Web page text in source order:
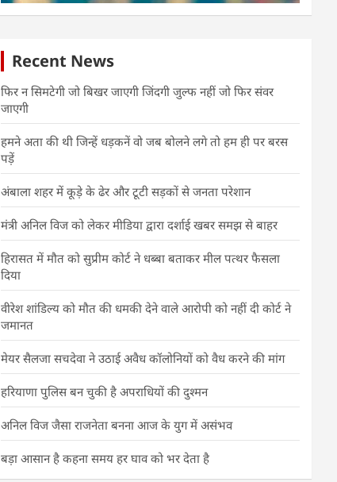
Recent News
फिर न सिमटेगी जो बिखर जाएगी जिंदगी जुल्फ नहीं जो फिर संवर
जाएगी
हमने अता की थी जिन्हें धड़कनें वो जब बोलने लगे तो हम ही पर बरस
पड़ें
अंबाला शहर में कूड़े के ढेर और टूटी सड़कों से जनता परेशान
मंत्री अनिल विज को लेकर मीडिया द्वारा दर्शाई खबर समझ से बाहर
हिरासत में मौत को सुप्रीम कोर्ट ने धब्बा बताकर मील पत्थर फैसला
दिया
वीरेश शांडिल्य को मौत की धमकी देने वाले आरोपी को नहीं दी कोर्ट ने
जमानत
मेयर सैलजा सचदेवा ने उठाई अवैध कॉलोनियों को वैध करने की मांग
हरियाणा पुलिस बन चुकी है अपराधियों की दुश्मन
अनिल विज जैसा राजनेता बनना आज के युग में असंभव
बड़ा आसान है कहना समय हर घाव को भर देता है